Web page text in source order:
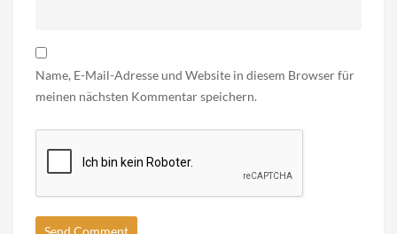
Name, E-Mail-Adresse und Website in diesem Browser für
meinen nächsten Kommentar speichern.